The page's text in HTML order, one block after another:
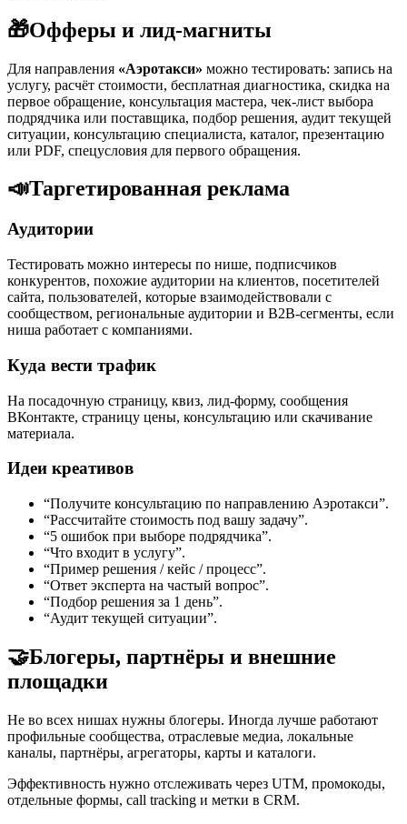
🎁Офферы и лид-магниты
Для направления «Аэротакси» можно тестировать: запись на
услугу, расчёт стоимости, бесплатная диагностика, скидка на
первое обращение, консультация мастера, чек-лист выбора
подрядчика или поставщика, подбор решения, аудит текущей
ситуации, консультацию специалиста, каталог, презентацию
или PDF, спецусловия для первого обращения.
📣Таргетированная реклама
Аудитории
Тестировать можно интересы по нише, подписчиков
конкурентов, похожие аудитории на клиентов, посетителей
сайта, пользователей, которые взаимодействовали с
сообществом, региональные аудитории и B2B-сегменты, если
ниша работает с компаниями.
Куда вести трафик
На посадочную страницу, квиз, лид-форму, сообщения
ВКонтакте, страницу цены, консультацию или скачивание
материала.
Идеи креативов
“Получите консультацию по направлению Аэротакси”.
“Рассчитайте стоимость под вашу задачу”.
“5 ошибок при выборе подрядчика”.
“Что входит в услугу”.
“Пример решения / кейс / процесс”.
“Ответ эксперта на частый вопрос”.
“Подбор решения за 1 день”.
“Аудит текущей ситуации”.
🤝Блогеры, партнёры и внешние
площадки
Не во всех нишах нужны блогеры. Иногда лучше работают
профильные сообщества, отраслевые медиа, локальные
каналы, партнёры, агрегаторы, карты и каталоги.
Эффективность нужно отслеживать через UTM, промокоды,
отдельные формы, call tracking и метки в CRM.